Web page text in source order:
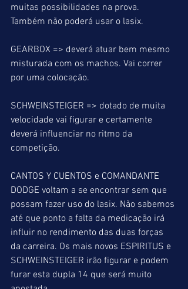
muitas possibilidades na prova.
Também não poderá usar o lasix.
GEARBOX => deverá atuar bem mesmo
misturada com os machos. Vai correr
por uma colocação.
SCHWEINSTEIGER => dotado de muita
velocidade vai figurar e certamente
deverá influenciar no ritmo da
competição.
CANTOS Y CUENTOS e COMANDANTE
DODGE voltam a se encontrar sem que
possam fazer uso do lasix. Não sabemos
até que ponto a falta da medicação irá
influir no rendimento das duas forças
da carreira. Os mais novos ESPIRITUS e
SCHWEINSTEIGER irão figurar e podem
furar esta dupla 14 que será muito